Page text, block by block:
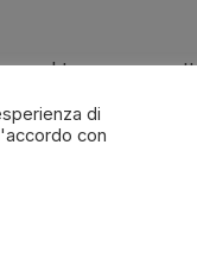
nel tempo,
Hi-Fi, il rack o
un
di
con